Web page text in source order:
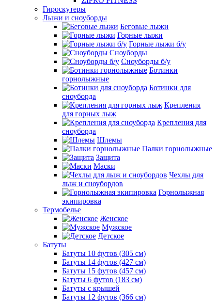
Гироскутеры
Лыжи и сноуборды
Беговые лыжи
Горные лыжи
Горные лыжи б/у
Сноуборды
Сноуборды б/у
Ботинки
горнолыжные
Ботинки для
сноуборда
Крепления
для горных лыж
Крепления для
сноуборда
Шлемы
Палки горнолыжные
Защита
Маски
Чехлы для
лыж и сноубордов
Горнолыжная
экипировка
Термобелье
Женское
Мужское
Детское
Батуты
Батуты 10 футов (305 см)
Батуты 14 футов (427 см)
Батуты 15 футов (457 см)
Батуты 6 футов (183 см)
Батуты с крышей
Батуты 12 футов (366 см)